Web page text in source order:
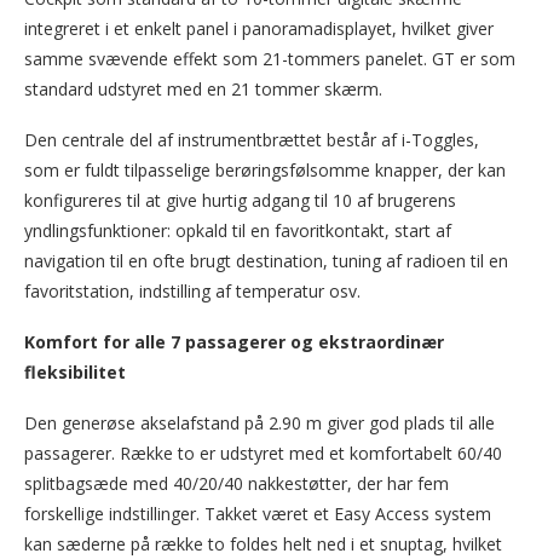
integreret i et enkelt panel i panoramadisplayet, hvilket giver
samme svævende effekt som 21-tommers panelet. GT er som
standard udstyret med en 21 tommer skærm.
Den centrale del af instrumentbrættet består af i-Toggles,
som er fuldt tilpasselige berøringsfølsomme knapper, der kan
konfigureres til at give hurtig adgang til 10 af brugerens
yndlingsfunktioner: opkald til en favoritkontakt, start af
navigation til en ofte brugt destination, tuning af radioen til en
favoritstation, indstilling af temperatur osv.
Komfort for alle 7 passagerer og ekstraordinær
fleksibilitet
Den generøse akselafstand på 2.90 m giver god plads til alle
passagerer. Række to er udstyret med et komfortabelt 60/40
splitbagsæde med 40/20/40 nakkestøtter, der har fem
forskellige indstillinger. Takket været et Easy Access system
kan sæderne på række to foldes helt ned i et snuptag, hvilket